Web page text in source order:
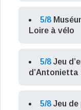
5/8
Loire à vélo
5/8 Jeu
d’Antonietta
5/8 Jeu